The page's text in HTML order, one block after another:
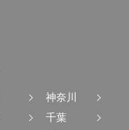
神奈川
千葉